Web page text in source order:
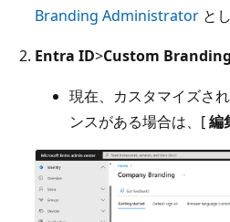
Branding Administrator と
Entra ID>Custom Branding
現在、カスタマイズさ
ンスがある場合は、[編